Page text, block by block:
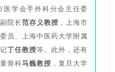
医学会手外科分会主任委
院长范存义教授 ，上海市
员、上海中医药大学附属
丁任教授等。此外，还有
骨科马巍教授 ，复旦大学